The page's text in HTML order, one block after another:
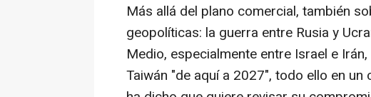
Más allá del plano comercial, también
geopolíticas: la guerra entre Rusia y
Medio, especialmente entre Israel e
Taiwán "de aquí a 2027", todo ello en